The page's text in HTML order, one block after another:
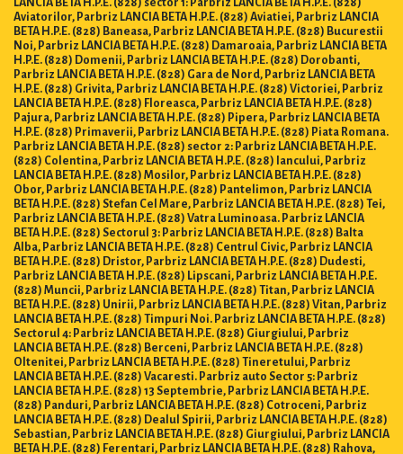
Aviatorilor, Parbriz LANCIA BETA H.P.E. (828) Aviatiei, Parbriz LANCIA
BETA H.P.E. (828) Baneasa, Parbriz LANCIA BETA H.P.E. (828) Bucurestii
Noi, Parbriz LANCIA BETA H.P.E. (828) Damaroaia, Parbriz LANCIA BETA
H.P.E. (828) Domenii, Parbriz LANCIA BETA H.P.E. (828) Dorobanti,
Parbriz LANCIA BETA H.P.E. (828) Gara de Nord, Parbriz LANCIA BETA
H.P.E. (828) Grivita, Parbriz LANCIA BETA H.P.E. (828) Victoriei, Parbriz
LANCIA BETA H.P.E. (828) Floreasca, Parbriz LANCIA BETA H.P.E. (828)
Pajura, Parbriz LANCIA BETA H.P.E. (828) Pipera, Parbriz LANCIA BETA
H.P.E. (828) Primaverii, Parbriz LANCIA BETA H.P.E. (828) Piata Romana.
Parbriz LANCIA BETA H.P.E. (828) sector 2: Parbriz LANCIA BETA H.P.E.
(828) Colentina, Parbriz LANCIA BETA H.P.E. (828) Iancului, Parbriz
LANCIA BETA H.P.E. (828) Mosilor, Parbriz LANCIA BETA H.P.E. (828)
Obor, Parbriz LANCIA BETA H.P.E. (828) Pantelimon, Parbriz LANCIA
BETA H.P.E. (828) Stefan Cel Mare, Parbriz LANCIA BETA H.P.E. (828) Tei,
Parbriz LANCIA BETA H.P.E. (828) Vatra Luminoasa. Parbriz LANCIA
BETA H.P.E. (828) Sectorul 3: Parbriz LANCIA BETA H.P.E. (828) Balta
Alba, Parbriz LANCIA BETA H.P.E. (828) Centrul Civic, Parbriz LANCIA
BETA H.P.E. (828) Dristor, Parbriz LANCIA BETA H.P.E. (828) Dudesti,
Parbriz LANCIA BETA H.P.E. (828) Lipscani, Parbriz LANCIA BETA H.P.E.
(828) Muncii, Parbriz LANCIA BETA H.P.E. (828) Titan, Parbriz LANCIA
BETA H.P.E. (828) Unirii, Parbriz LANCIA BETA H.P.E. (828) Vitan, Parbriz
LANCIA BETA H.P.E. (828) Timpuri Noi. Parbriz LANCIA BETA H.P.E. (828)
Sectorul 4: Parbriz LANCIA BETA H.P.E. (828) Giurgiului, Parbriz
LANCIA BETA H.P.E. (828) Berceni, Parbriz LANCIA BETA H.P.E. (828)
Oltenitei, Parbriz LANCIA BETA H.P.E. (828) Tineretului, Parbriz
LANCIA BETA H.P.E. (828) Vacaresti. Parbriz auto Sector 5: Parbriz
LANCIA BETA H.P.E. (828) 13 Septembrie, Parbriz LANCIA BETA H.P.E.
(828) Panduri, Parbriz LANCIA BETA H.P.E. (828) Cotroceni, Parbriz
LANCIA BETA H.P.E. (828) Dealul Spirii, Parbriz LANCIA BETA H.P.E. (828)
Sebastian, Parbriz LANCIA BETA H.P.E. (828) Giurgiului, Parbriz LANCIA
BETA H.P.E. (828) Ferentari, Parbriz LANCIA BETA H.P.E. (828) Rahova,